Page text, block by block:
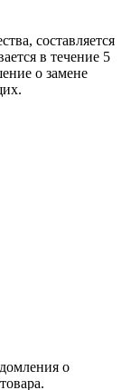
составляется
в течение 5
о замене
о